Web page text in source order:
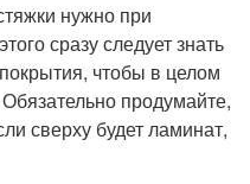
нужно при
сразу следует знать
чтобы в целом
продумайте,
сверху будет ламинат,